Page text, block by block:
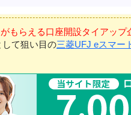
もらえる口座開設タイアップ
して狙い目の三菱UFJ eスマー